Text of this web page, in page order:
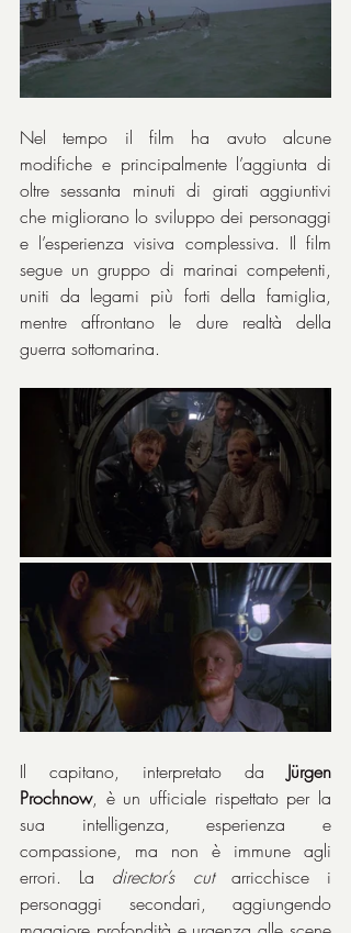
Nel tempo il film ha avuto alcune
modifiche e principalmente l’aggiunta di
oltre sessanta minuti di girati aggiuntivi
che migliorano lo sviluppo dei personaggi
e l’esperienza visiva complessiva. Il film
segue un gruppo di marinai competenti,
uniti da legami più forti della famiglia,
mentre affrontano le dure realtà della
guerra sottomarina.
Il capitano, interpretato da Jürgen
Prochnow, è un ufficiale rispettato per la
sua intelligenza, esperienza e
compassione, ma non è immune agli
errori. La director’s cut arricchisce i
personaggi secondari, aggiungendo